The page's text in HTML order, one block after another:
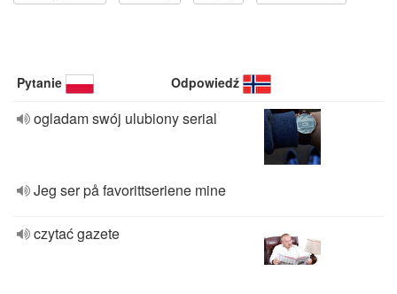
Pytanie Odpowiedź
ogladam swój ulubiony serial
Jeg ser på favorittseriene mine
czytać gazete